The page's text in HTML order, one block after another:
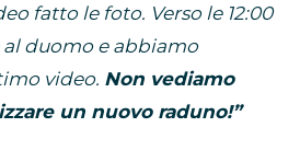
fatto le foto. Verso le 12:00
duomo e abbiamo
video. Non vediamo
un nuovo raduno!”